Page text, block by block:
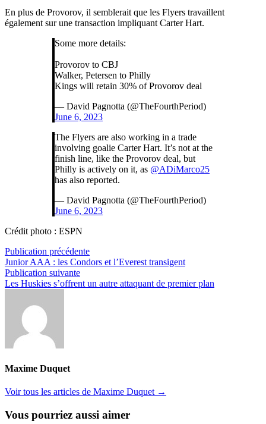
En plus de Provorov, il semblerait que les Flyers travaillent
également sur une transaction impliquant Carter Hart.
Some more details:
Provorov to CBJ
Walker, Petersen to Philly
Kings will retain 30% of Provorov deal
— David Pagnotta (@TheFourthPeriod)
June 6, 2023
The Flyers are also working in a trade
involving goalie Carter Hart. It’s not at the
finish line, like the Provorov deal, but
Philly is actively on it, as @ADiMarco25
has also reported.
— David Pagnotta (@TheFourthPeriod)
June 6, 2023
Crédit photo : ESPN
Navigation
de
l’article
Publication précédentePublication
précédente :
Junior AAA : les Condors et l’Everest transigent
Publication suivantePublication
suivante :
Les Huskies s’offrent un autre attaquant de premier plan
Maxime Duquet
Voir tous les articles de Maxime Duquet →
Vous pourriez aussi aimer